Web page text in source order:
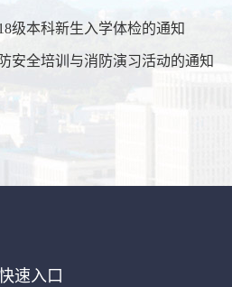
级本科新生入学体检的通知
安全培训与消防演习活动的通知
速入口